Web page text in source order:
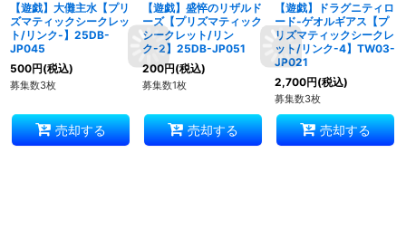
【遊戯】大儺主水【プリ
ズマティックシークレッ
ト/リンク-】25DB-
JP045
500円(税込)
募集数3枚
売却する
【遊戯】盛悴のリザルド
ーズ【プリズマティック
シークレット/リン
ク-2】25DB-JP051
200円(税込)
募集数1枚
売却する
【遊戯】ドラグニティロ
ード-ゲオルギアス【プ
リズマティックシークレ
ット/リンク-4】TW03-
JP021
2,700円(税込)
募集数3枚
売却する